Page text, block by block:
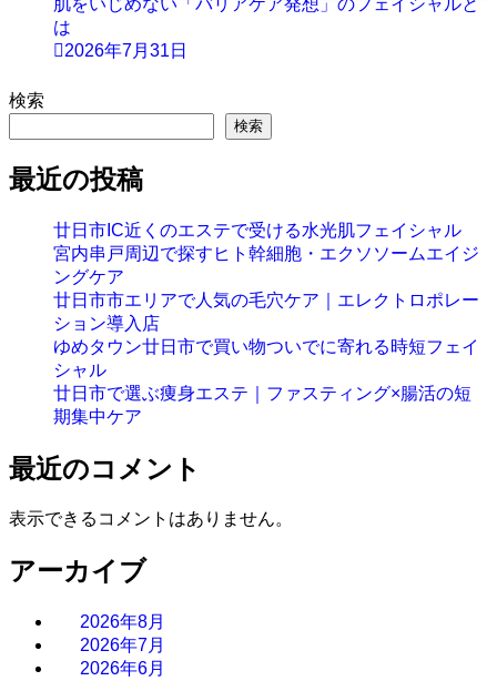
は
2026年7月31日
検索
検索
最近の投稿
廿日市IC近くのエステで受ける水光肌フェイシャル
宮内串戸周辺で探すヒト幹細胞・エクソソームエイジ
ングケア
廿日市市エリアで人気の毛穴ケア｜エレクトロポレー
ション導入店
ゆめタウン廿日市で買い物ついでに寄れる時短フェイ
シャル
廿日市で選ぶ痩身エステ｜ファスティング×腸活の短
期集中ケア
最近のコメント
表示できるコメントはありません。
アーカイブ
2026年8月
2026年7月
2026年6月